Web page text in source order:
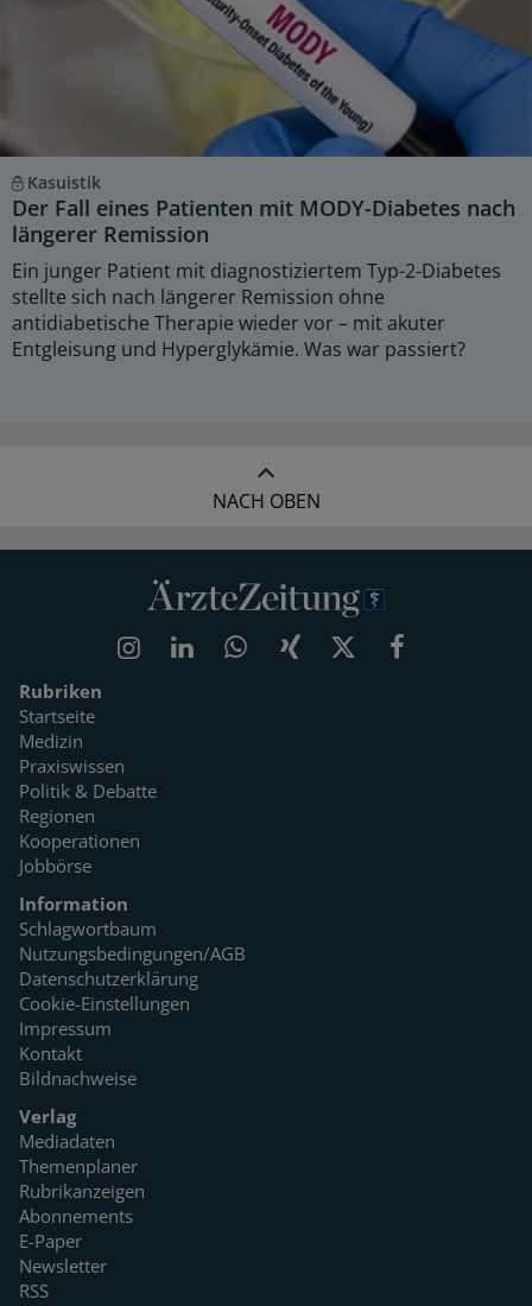
Kasuistik
Der Fall eines Patienten mit MODY-Diabetes nach
längerer Remission
Ein junger Patient mit diagnostiziertem Typ-2-Diabetes
stellte sich nach längerer Remission ohne
antidiabetische Therapie wieder vor – mit akuter
Entgleisung und Hyperglykämie. Was war passiert?
NACH OBEN
Rubriken
Startseite
Medizin
Praxiswissen
Politik & Debatte
Regionen
Kooperationen
Jobbörse
Information
Schlagwortbaum
Nutzungsbedingungen/AGB
Datenschutzerklärung
Cookie-Einstellungen
Impressum
Kontakt
Bildnachweise
Verlag
Mediadaten
Themenplaner
Rubrikanzeigen
Abonnements
E-Paper
Newsletter
RSS